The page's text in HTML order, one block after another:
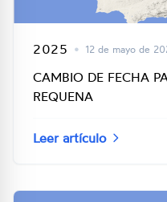
2025 • 12 de mayo de
CAMBIO DE FECHA
REQUENA
Leer artículo